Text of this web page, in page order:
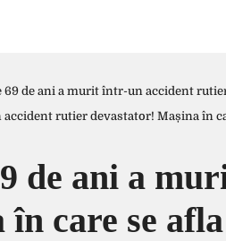
69 de ani a murit într-un accident
de ani a
în care se